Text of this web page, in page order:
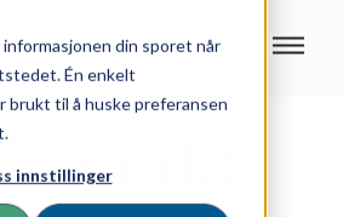
informasjonen din sporet når
Én enkelt
brukt til å huske preferansen
innstillinger